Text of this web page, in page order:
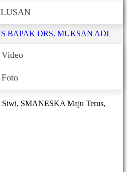
BARU DIMULAI, YUK
BAPAK DRS. MUKSAN ADI
Siwi, SMANESKA Maju Terus,